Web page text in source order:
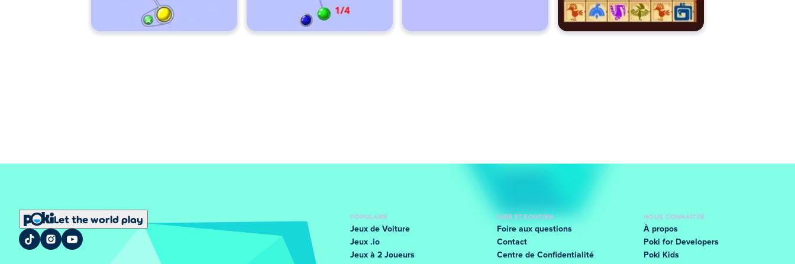
Let the world play
POPULAIRE
Jeux de Voiture
Jeux .io
Jeux à 2 Joueurs
AIDE ET SOUTIEN
Foire aux questions
Contact
Centre de Confidentialité
NOUS CONNAÎTRE
À propos
Poki for Developers
Poki Kids